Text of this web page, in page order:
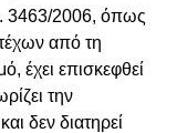
3463/2006, όπως
από τη
έχει επισκεφθεί
την
δεν διατηρεί